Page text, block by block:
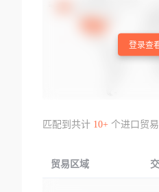
登录查
匹配到共计 10+个进口贸
贸易区域